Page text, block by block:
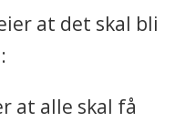
at det skal bli
at alle skal få